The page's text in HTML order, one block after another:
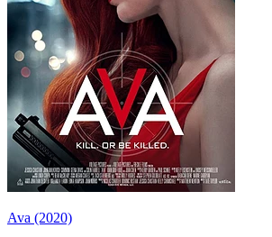
Ava (2020)